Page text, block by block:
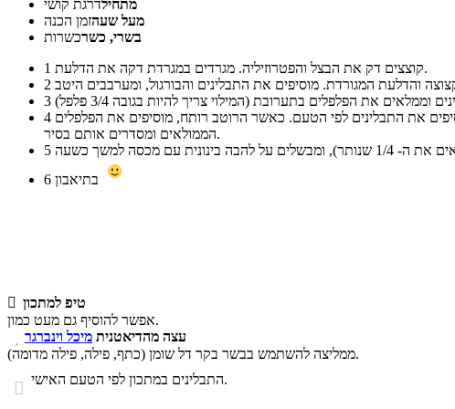
מתחילדרגת קושי
מעל שעהזמן הכנה
בשרי, כשרכשרות
1
קוצצים דק את הבצל והפטרוזיליה. מגרדים במגרדת דקה את הדלעת.
2
3
4
הממולאים ומסדרים אותם בסיר.
5
6
 טיפ למתכון
אפשר להוסיף גם מעט כמון.
עצה מהדיאטנית מיכל וינברגר
ממליצה להשתמש בבשר בקר דל שומן (כתף, פילה, פילה מדומה).
 התבלינים במתכון לפי הטעם האישי.